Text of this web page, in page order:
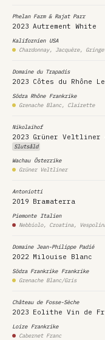
Phelan Farm & Rajat Parr
2023 Autrement White
Kalifornien
USA
Chardonnay, Jacquère,
Domaine du Trapadis
2023 Côtes du Rhône
Södra Rhône
Frankrike
Grenache Blanc, Clairette
Nikolaihof
2023 Grüner Veltliner
Slutsåld
Wachau
Österrike
Grüner Veltliner
Antoniotti
2019 Bramaterra
Piemonte Italien
Nebbiolo, Croatina,
Domaine Jean-Philippe Padié
2022 Milouise Blanc
Södra Frankrike
Frankrike
Grenache Blanc/Gris
Château de Fosse-Sèche
2023 Eolithe Vin de
Loire
Frankrike
Cabernet Franc